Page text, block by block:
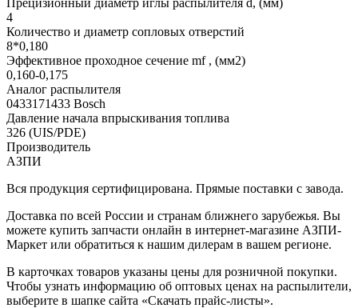
4
Количество и диаметр сопловых отверстий
8*0,180
Эффективное проходное сечение mf , (мм2)
0,160-0,175
Аналог распылителя
0433171433 Bosch
Давление начала впрыскивания топлива
326 (UIS/PDE)
Производитель
АЗПИ
Вся продукция сертифицирована. Прямые поставки с завода.
Доставка по всей России и странам ближнего зарубежья. Вы
можете купить запчасти онлайн в интернет-магазине АЗПИ-
Маркет или обратиться к нашим дилерам в вашем регионе.
В карточках товаров указаны цены для розничной покупки.
Чтобы узнать информацию об оптовых ценах на распылители,
выберите в шапке сайта «Скачать прайс-листы».